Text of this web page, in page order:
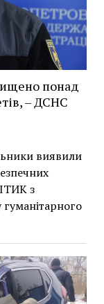
понад
– ДСНС
виявили
з